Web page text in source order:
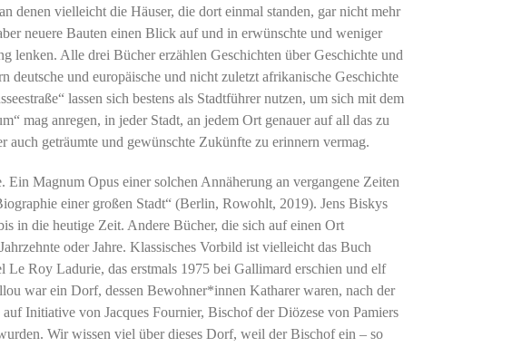
denen vielleicht die Häuser, die dort einmal standen, gar nicht mehr
neuere Bauten einen Blick auf und in erwünschte und weniger
lenken. Alle drei Bücher erzählen Geschichten über Geschichte und
und europäische und nicht zuletzt afrikanische Geschichte
lassen sich bestens als Stadtführer nutzen, um sich mit dem
mag anregen, in jeder Stadt, an jedem Ort genauer auf all das zu
auch geträumte und gewünschte Zukünfte zu erinnern vermag.
Magnum Opus einer solchen Annäherung an vergangene Zeiten
einer großen Stadt“ (Berlin, Rowohlt, 2019). Jens Biskys
in die heutige Zeit. Andere Bücher, die sich auf einen Ort
oder Jahre. Klassisches Vorbild ist vielleicht das Buch
Roy Ladurie, das erstmals 1975 bei Gallimard erschien und elf
war ein Dorf, dessen Bewohner*innen Katharer waren, nach der
Initiative von Jacques Fournier, Bischof der Diözese von Pamiers
Wir wissen viel über dieses Dorf, weil der Bischof ein – so